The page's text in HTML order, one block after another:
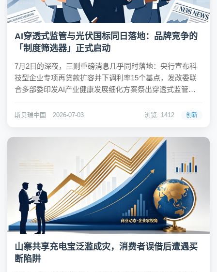
AI穿透式监管与光伏国标同日落地：品牌竞争的
「制度筛选器」正式启动
7月2日的深夜，三则重磅消息几乎同时落地：央行宣布科
技型企业专项再贷款扩容并下调利率15个基点，发改委联
合多部委印发AI产业健康发展细化方案祭出穿透式监管量
领域强制性国家标准。三组政策指向三个不同产业维度，
斯贝瑞中国 2026-07-03 浏览: 1412 创新
山寨共享充电宝泛滥成灾，消费者误借后遭遇买
断陷阱